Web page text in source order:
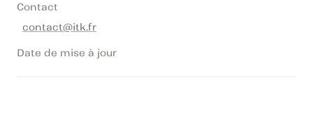
Contact
contact@itk.fr
Date de mise à jour